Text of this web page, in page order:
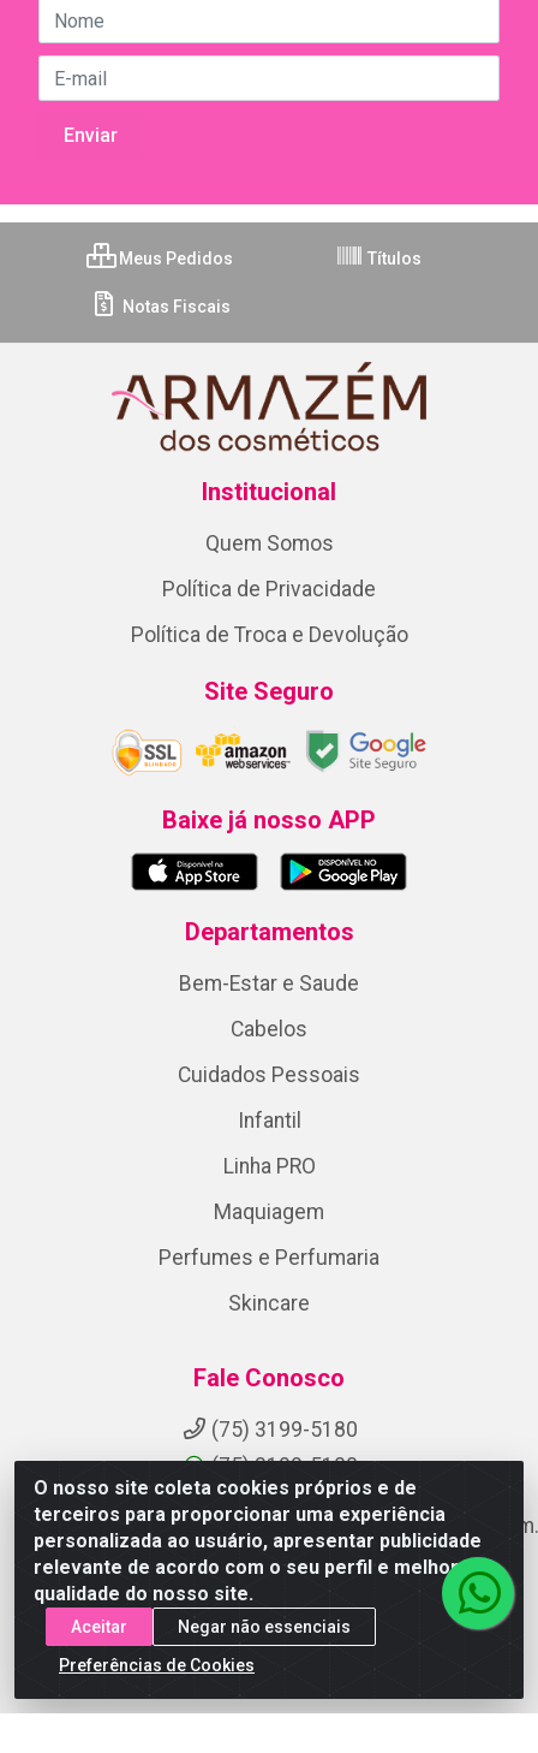
O nosso site coleta cookies próprios e de
terceiros para proporcionar uma experiência
personalizada ao usuário, apresentar publicidade
relevante de acordo com o seu perfil e melhorar a
qualidade do nosso site.
Aceitar
Negar não essenciais
Preferências de Cookies
Meus Pedidos Títulos
Notas Fiscais
Institucional
Quem Somos
Política de Privacidade
Política de Troca e Devolução
Site Seguro
Baixe já nosso APP
Departamentos
Bem-Estar e Saude
Cabelos
Cuidados Pessoais
Infantil
Linha PRO
Maquiagem
Perfumes e Perfumaria
Skincare
Fale Conosco
(75) 3199-5180
(75) 3199-5180
Instagram
Formas de Pagamento